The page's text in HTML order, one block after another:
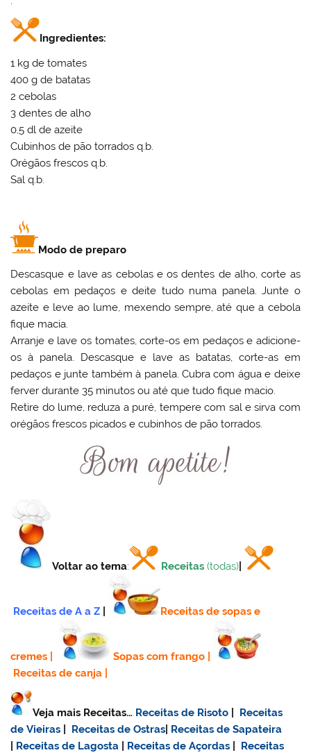
Ingredientes:
1 kg de tomates
400 g de batatas
2 cebolas
3 dentes de alho
0,5 dl de azeite
Cubinhos de pão torrados q.b.
Orégãos frescos q.b.
Sal q.b.
Modo de preparo
Descasque e lave as cebolas e os dentes de alho, corte as
cebolas em pedaços e deite tudo numa panela. Junte o
azeite e leve ao lume, mexendo sempre, até que a cebola
fique macia.
Arranje e lave os tomates, corte-os em pedaços e adicione-
os à panela. Descasque e lave as batatas, corte-as em
pedaços e junte também à panela. Cubra com água e deixe
ferver durante 35 minutos ou até que tudo fique macio.
Retire do lume, reduza a puré, tempere com sal e sirva com
orégãos frescos picados e cubinhos de pão torrados.
Voltar ao tema: Receitas (todas)
Receitas de A a Z Receitas de sopas e
cremes Sopas com frango
Receitas de canja
Veja mais Receitas… Receitas de Risoto
Receitas
de Vieiras
Receitas de Ostras Receitas de Sapateira
Receitas de Lagosta Receitas de Açordas
Receitas